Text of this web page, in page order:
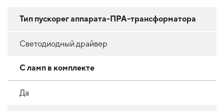
Тип пускорег аппарата-ПРА-трансформатора
Светодиодный драйвер
С ламп в комплекте
Да